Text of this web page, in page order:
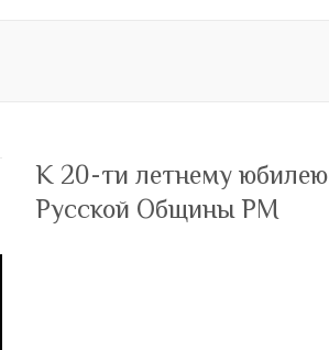
К 20-ти летнему юбилею
Русской Общины РМ